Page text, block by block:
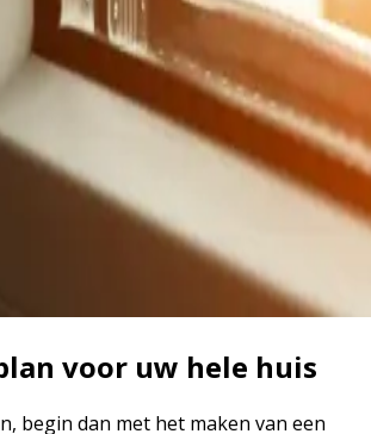
voor uw hele huis
begin dan met het maken van een